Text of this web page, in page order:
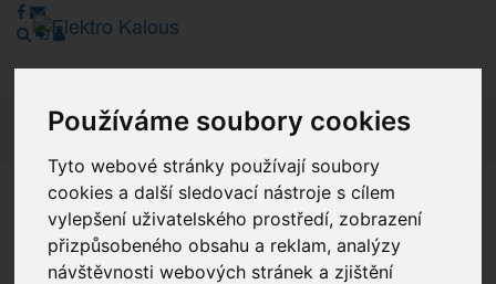
Používáme soubory cookies
Tyto webové stránky používají soubory
cookies a další sledovací nástroje s cílem
vylepšení uživatelského prostředí, zobrazení
přizpůsobeného obsahu a reklam, analýzy
návštěvnosti webových stránek a zjištění
Vážení zákazníci, v tuto chvíli je Náš internetový obchod v
režimu Katalogu. Objednávky on-line nyní nelze vyřídit.
Děkujeme za pochopení.